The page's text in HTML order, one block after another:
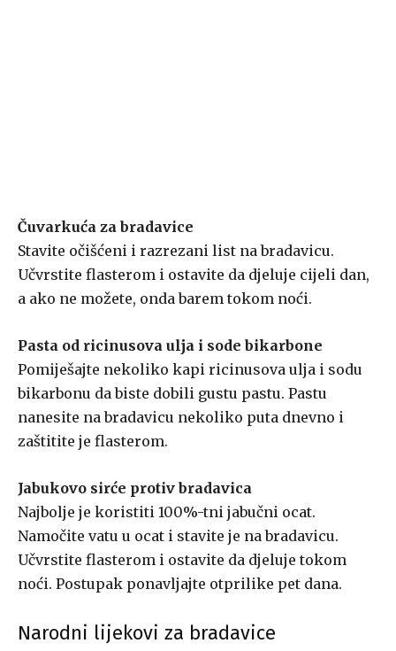
Čuvarkuća za bradavice
Stavite očišćeni i razrezani list na bradavicu.
Učvrstite flasterom i ostavite da djeluje cijeli dan,
a ako ne možete, onda barem tokom noći.
Pasta od ricinusova ulja i sode bikarbone
Pomiješajte nekoliko kapi ricinusova ulja i sodu
bikarbonu da biste dobili gustu pastu. Pastu
nanesite na bradavicu nekoliko puta dnevno i
zaštitite je flasterom.
Jabukovo sirće protiv bradavica
Najbolje je koristiti 100%-tni jabučni ocat.
Namočite vatu u ocat i stavite je na bradavicu.
Učvrstite flasterom i ostavite da djeluje tokom
noći. Postupak ponavljajte otprilike pet dana.
Narodni lijekovi za bradavice